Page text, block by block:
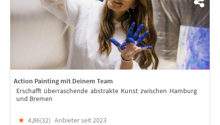
Action Painting mit Deinem Team
Erschafft überraschende abstrakte Kunst zwischen Hamburg
und Bremen
★ 4,86(32) Anbieter seit 2023